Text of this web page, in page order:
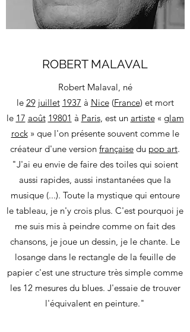
ROBERT MALAVAL
Robert Malaval, né
le 29 juillet 1937 à Nice(France) et mort
le 17 août 19801 à Paris, est un artiste« glam
rock» que l'on présente souvent comme le
créateur d'une version française du pop art.
"J'ai eu envie de faire des toiles qui soient
aussi rapides, aussi instantanées que la
musique (...). Toute la mystique qui entoure
le tableau, je n'y crois plus. C'est pourquoi je
me suis mis à peindre comme on fait des
chansons, je joue un dessin, je le chante. Le
losange dans le rectangle de la feuille de
papier c'est une structure très simple comme
les 12 mesures du blues. J'essaie de trouver
l'équivalent en peinture."